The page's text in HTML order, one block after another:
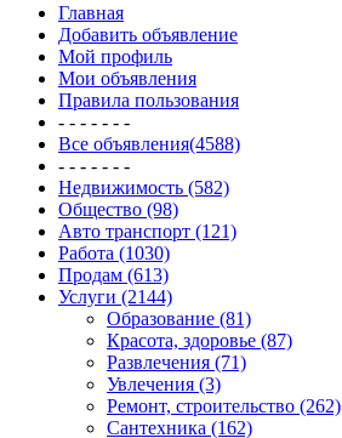
Главная
Добавить объявление
Мой профиль
Мои объявления
Правила пользования
- - - - - - -
Все объявления(4588)
- - - - - - -
Недвижимость (582)
Общество (98)
Авто транспорт (121)
Работа (1030)
Продам (613)
Услуги (2144)
Образование (81)
Красота, здоровье (87)
Развлечения (71)
Увлечения (3)
Ремонт, строительство (262)
Сантехника (162)